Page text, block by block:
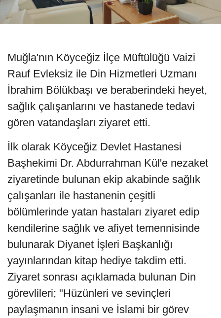
Muğla'nın Köyceğiz İlçe Müftülüğü Vaizi
Rauf Evleksiz ile Din Hizmetleri Uzmanı
İbrahim Bölükbaşı ve beraberindeki heyet,
sağlık çalışanlarını ve hastanede tedavi
gören vatandaşları ziyaret etti.
İlk olarak Köyceğiz Devlet Hastanesi
Başhekimi Dr. Abdurrahman Kül'e nezaket
ziyaretinde bulunan ekip akabinde sağlık
çalışanları ile hastanenin çeşitli
bölümlerinde yatan hastaları ziyaret edip
kendilerine sağlık ve afiyet temennisinde
bulunarak Diyanet İşleri Başkanlığı
yayınlarından kitap hediye takdim etti.
Ziyaret sonrası açıklamada bulunan Din
görevlileri; "Hüzünleri ve sevinçleri
paylaşmanın insani ve İslami bir görev